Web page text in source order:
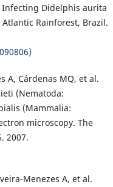
Infecting Didelphis aurita
Rainforest, Brazil.
A, Cárdenas MQ, et al.
(Nematoda:
(Mammalia:
microscopy. The
2007.
Menezes A, et al.